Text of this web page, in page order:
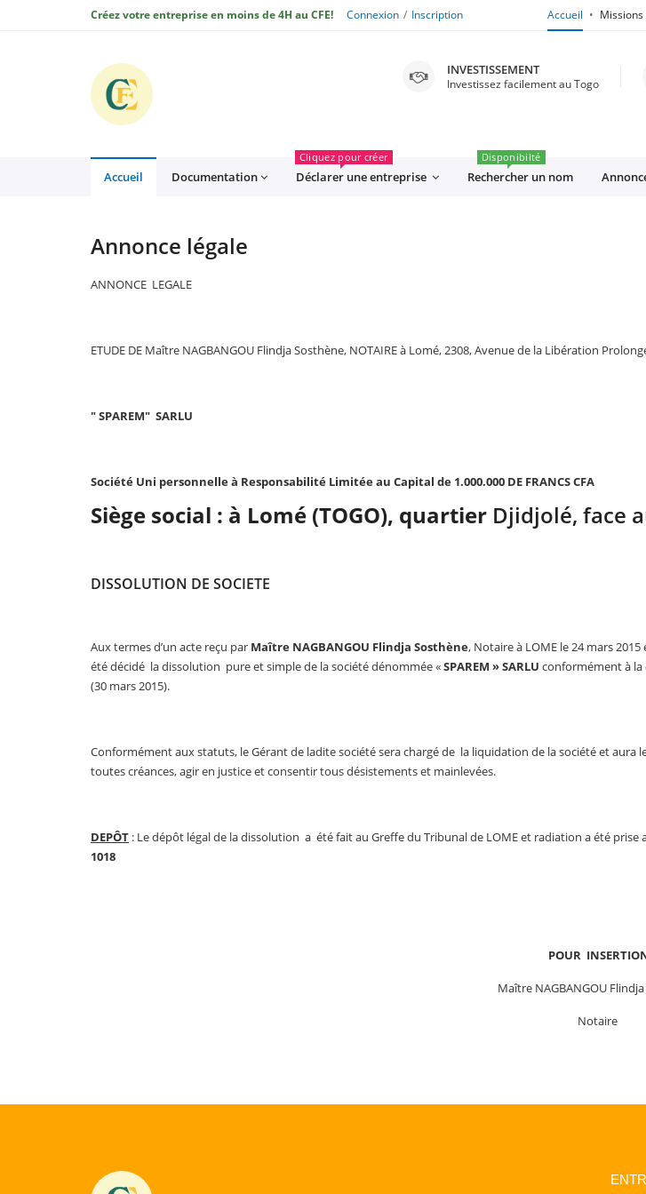
Accueil Missions
Créez votre entreprise en moins de 4H au CFE! Connexion Inscription
INVESTISSEMENT
Investissez facilement au Togo
Accueil Documentation Déclarer une entreprise
Cliquez pour créer
Rechercher un nom
Disponibilté
Annonce légale
ANNONCE LEGALE
ETUDE DE Maître NAGBANGOU Flindja Sosthène, NOTAIRE à Lomé, 2308, Avenue de la Libération
" SPAREM" SARLU
Société Uni personnelle à Responsabilité Limitée au Capital de 1.000.000 DE FRANCS CFA
Siège social : à Lomé (TOGO), quartier Djidjolé, face
DISSOLUTION DE SOCIETE
Aux termes d’un acte reçu par Maître NAGBANGOU Flindja Sosthène, Notaire à LOME le 24 mars
été décidé la dissolution pure et simple de la société dénommée «SPAREM »SARLU conformément à la
(30 mars 2015).
Conformément aux statuts, le Gérant de ladite société sera chargé de la liquidation de la société et
toutes créances, agir en justice et consentir tous désistements et mainlevées.
DEPÔT : Le dépôt légal de la dissolution a été fait au Greffe du Tribunal de LOME et radiation a été
1018
POUR
Maître NAGBANGOU
Notaire